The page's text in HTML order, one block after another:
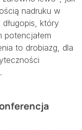
nadruku w
który
to drobiazg, dla